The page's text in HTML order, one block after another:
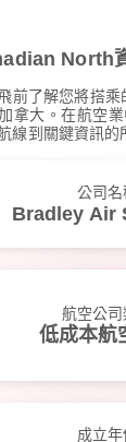
North
前了解您將搭
拿大。在航空
線到關鍵資訊的
公司名
Bradley Air
航空公司
低成本航
成立年